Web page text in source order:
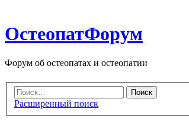
ОстеопатФорум
Форум об остеопатах и остеопатии
Расширенный поиск